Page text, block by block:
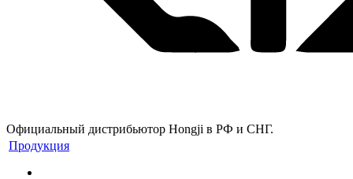
Официальный дистрибьютор Hongji в РФ и СНГ.
Продукция